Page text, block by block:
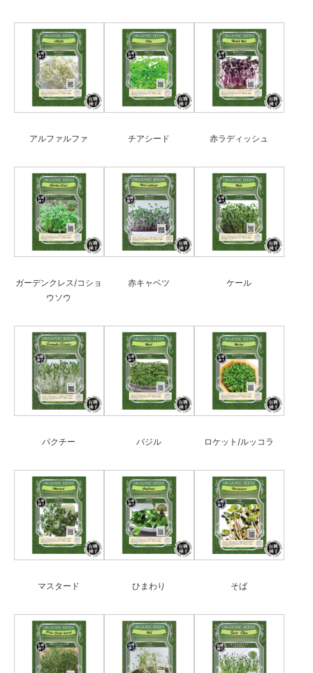
アルファルファ チアシード 赤ラディッシュ
ガーデンクレス/コショ
ウソウ
赤キャベツ ケール
パクチー バジル ロケット/ルッコラ
マスタード ひまわり そば